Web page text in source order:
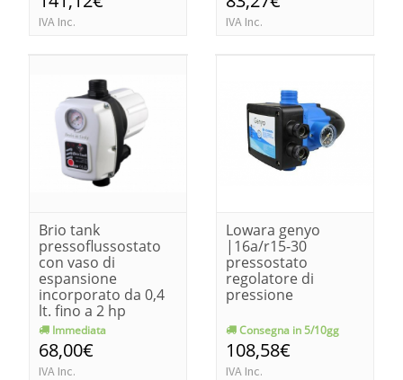
IVA Inc. IVA Inc.
Brio tank
pressoflussostato
con vaso di
espansione
incorporato da 0,4
lt. fino a 2 hp
Immediata
68,00€
IVA Inc.
Lowara genyo
|16a/r15-30
pressostato
regolatore di
pressione
Consegna in 5/10gg
108,58€
IVA Inc.